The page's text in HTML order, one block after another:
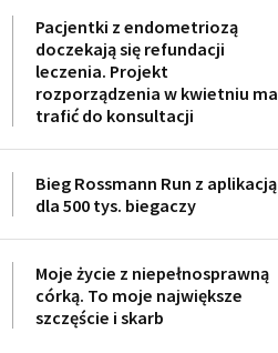
Pacjentki z endometriozą
doczekają się refundacji
leczenia. Projekt
rozporządzenia w kwietniu ma
trafić do konsultacji
Bieg Rossmann Run z aplikacją
dla 500 tys. biegaczy
Moje życie z niepełnosprawną
córką. To moje największe
szczęście i skarb